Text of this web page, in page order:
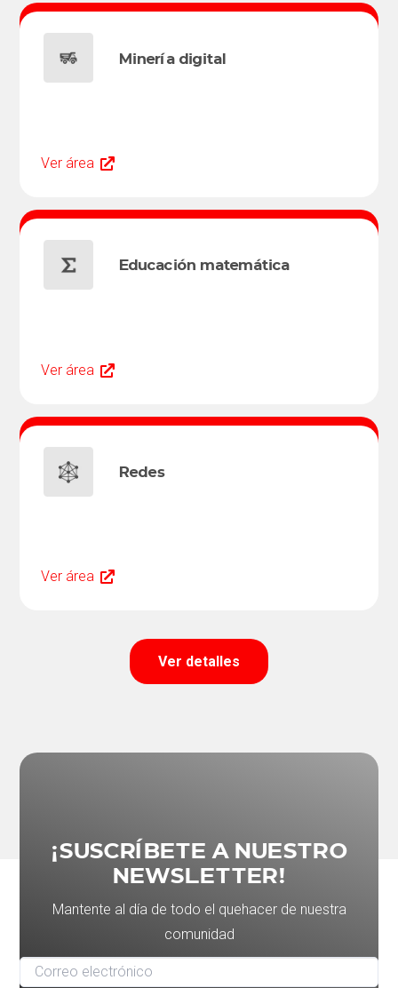
Minería digital
Ver área
Educación matemática
Ver área
Redes
Ver área
Ver detalles
¡SUSCRÍBETE A NUESTRO
NEWSLETTER!
Mantente al día de todo el quehacer de nuestra
comunidad